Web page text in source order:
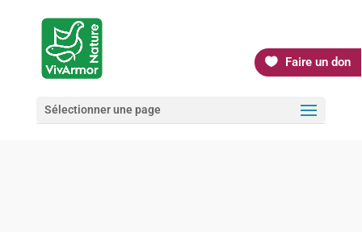
Faire un don
Sélectionner une page